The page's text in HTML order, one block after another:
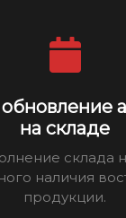
на складе
склада
наличия
продукции.